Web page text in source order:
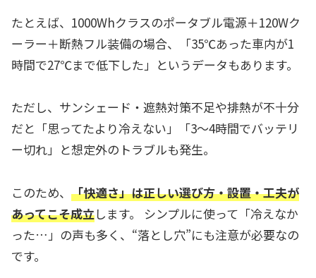
たとえば、1000Whクラスのポータブル電源＋120Wク
ーラー＋断熱フル装備の場合、「35℃あった車内が1
時間で27℃まで低下した」というデータもあります。
ただし、サンシェード・遮熱対策不足や排熱が不十分
だと「思ってたより冷えない」「3〜4時間でバッテリ
ー切れ」と想定外のトラブルも発生。
このため、 「快適さ」は正しい選び方・設置・工夫が
あってこそ成立します。 シンプルに使って「冷えなか
った…」の声も多く、“落とし穴”にも注意が必要なの
です。